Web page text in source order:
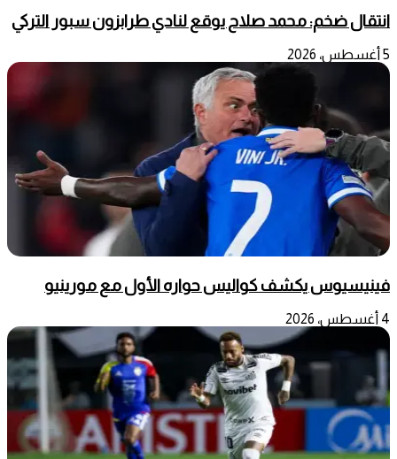
انتقال ضخم: محمد صلاح يوقع لنادي طرابزون سبور التركي
5 أغسطس، 2026
فينيسيوس يكشف كواليس حواره الأول مع مورينيو
4 أغسطس، 2026